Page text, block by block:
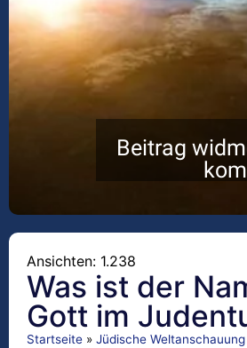
Beitrag
Ansichten: 1.238
Was ist der
Gott im
Startseite » Jüdische Weltanschauung